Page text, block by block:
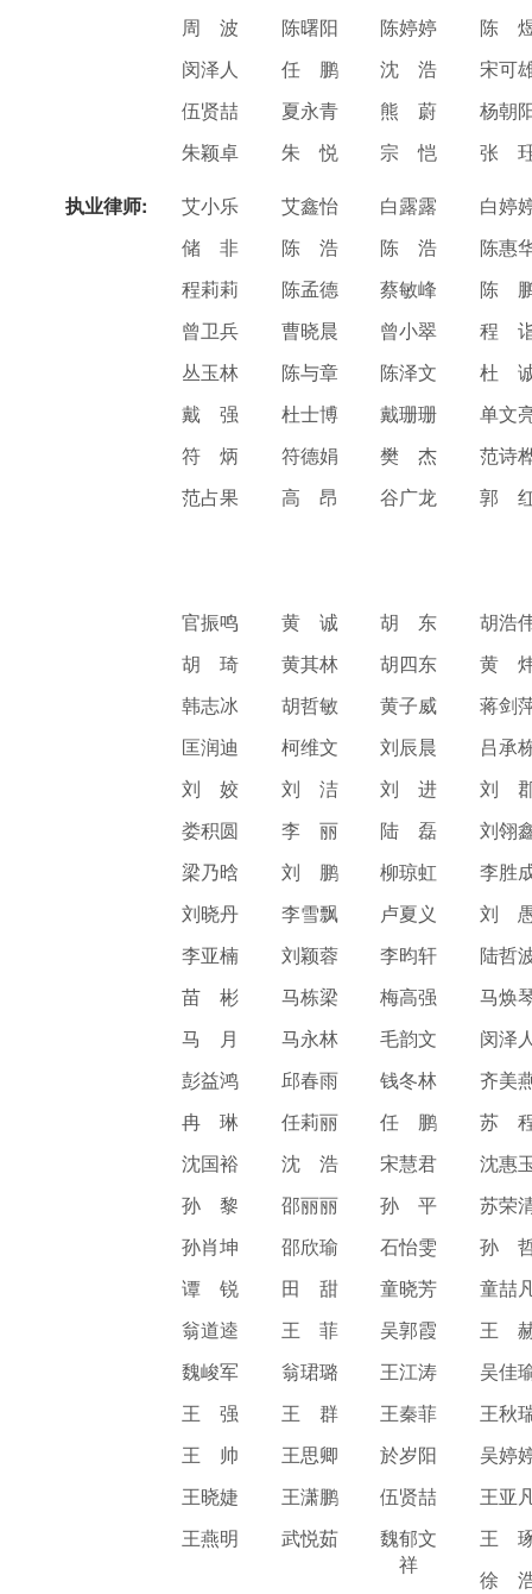
周 波
陈曙阳 陈婷婷
陈
闵泽人
任 鹏 沈 浩
宋可
伍贤喆
夏永青 熊 蔚
杨朝
朱颖卓
朱 悦 宗 恺
张
执业律师:
艾小乐 艾鑫怡 白露露
白婷
储 非
陈 浩 陈 浩
陈惠
程莉莉
陈孟德 蔡敏峰
陈
曾卫兵
曹晓晨 曾小翠
程
丛玉林
陈与章 陈泽文
杜
戴 强
杜士博 戴珊珊
单文
符 炳
符德娟 樊 杰
范诗
范占果
高 昂 谷广龙 郭
官振鸣 黄 诚 胡 东
胡浩
胡 琦
黄其林 胡四东
黄
韩志冰
胡哲敏 黄子威
蒋剑
匡润迪
柯维文 刘辰晨
吕承
刘 姣
刘 洁 刘 进
刘
娄积圆
李 丽 陆 磊
刘翎
梁乃晗
刘 鹏 柳琼虹
李胜
刘晓丹
李雪飘 卢夏义
刘
李亚楠
刘颖蓉 李昀轩
陆哲
苗 彬
马栋梁 梅高强
马焕
马 月
马永林 毛韵文
闵泽
彭益鸿
邱春雨 钱冬林
齐美
冉 琳
任莉丽 任 鹏
苏
沈国裕
沈 浩 宋慧君
沈惠
孙 黎
邵丽丽 孙 平
苏荣
孙肖坤
邵欣瑜 石怡雯
孙
谭 锐
田 甜 童晓芳
童喆
翁道逵
王 菲 吴郭霞
王
魏峻军
翁珺璐 王江涛
吴佳
王 强
王 群 王秦菲
王秋
王 帅
王思卿 於岁阳
吴婷
王晓婕
王潇鹏 伍贤喆
王亚
王燕明
武悦茹
魏郁文
祥
王
徐